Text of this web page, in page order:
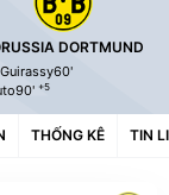
DORTMUND
60'
90' +5
THỐNG KÊ TIN